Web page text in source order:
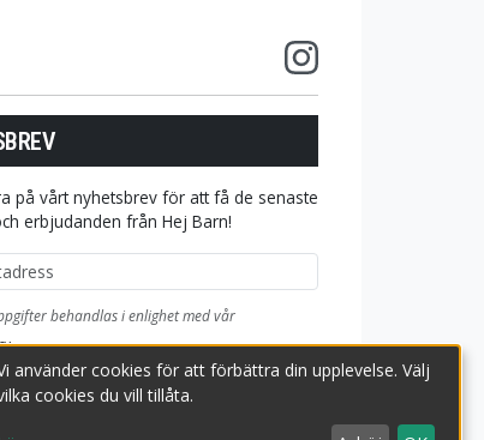
på vårt nyhetsbrev för att få de senaste
erbjudanden från Hej Barn!
behandlas i enlighet med vår
.
använder cookies för att förbättra din upplevelse. Välj
cookies du vill tillåta.